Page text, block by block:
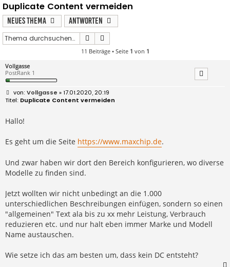
Duplicate Content vermeiden
Neues Thema
Antworten
Suche
11 Beiträge • Seite 1 von 1
Vollgasse
PostRank 1
B
e
i
r
a
Vollgasse » 17.01.2020, 20:19
Duplicate Content vermeiden
Hallo!
Es geht um die Seite https://www.maxchip.de.
Und zwar haben wir dort den Bereich konfigurieren, wo diverse
Modelle zu finden sind.
Jetzt wollten wir nicht unbedingt an die 1.000
unterschiedlichen Beschreibungen einfügen, sondern so einen
"allgemeinen" Text ala bis zu xx mehr Leistung, Verbrauch
reduzieren etc. und nur halt eben immer Marke und Modell
Name austauschen.
Wie setze ich das am besten um, dass kein DC entsteht?